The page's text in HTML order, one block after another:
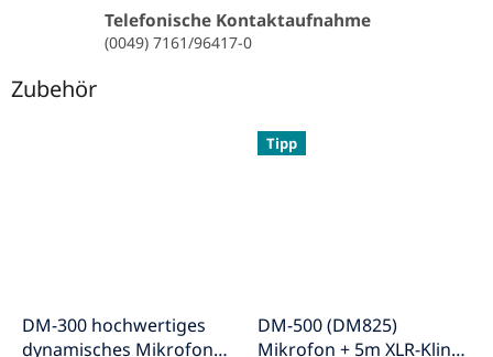
Telefonische Kontaktaufnahme
(0049) 7161/96417-0
Zubehör
DM-300 hochwertiges
dynamisches Mikrofon
Tipp
DM-500 (DM825)
Mikrofon + 5m XLR-Klinke